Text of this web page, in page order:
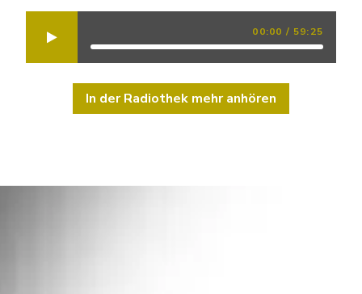
00:00 / 59:25
In der Radiothek mehr anhören